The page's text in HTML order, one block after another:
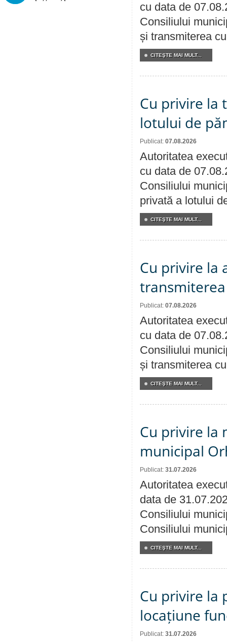
cu data de
Consiliului
și transmiterea
CITEŞTE MAI MULT...
Cu privire la
lotului de
Publicat: 07.08.2026
Autoritatea
cu data de
Consiliului
privată a lotului
CITEŞTE MAI MULT...
Cu privire la
Publicat: 07.08.2026
Autoritatea
cu data de
Consiliului
și transmiterea
CITEŞTE MAI MULT...
Cu privire la
municipal
Publicat: 31.07.2026
Autoritatea
data de
Consiliului
Consiliului
CITEŞTE MAI MULT...
Cu privire la
locațiune
Publicat: 31.07.2026